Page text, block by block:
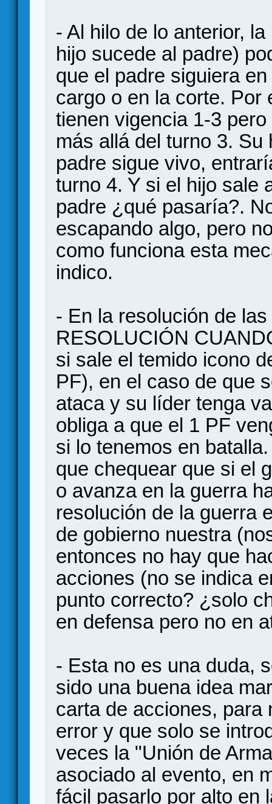
- Al hilo de lo anterior,
hijo sucede al padre)
que el padre siguiera
cargo o en la corte. Por
tienen vigencia 1-3
más allá del turno 3.
padre sigue vivo,
turno 4. Y si el hijo sale
padre ¿qué pasaría?.
escapando algo, pero
como funciona esta
indico.
- En la resolución de
RESOLUCIÓN
si sale el temido icono
PF), en el caso de que
ataca y su líder tenga
obliga a que el 1 PF
si lo tenemos en
que chequear que si el
o avanza en la guerra
resolución de la guerra
de gobierno nuestra
entonces no hay que
acciones (no se indica
punto correcto? ¿solo
en defensa pero no en
- Esta no es una duda,
sido una buena idea
carta de acciones, para
error y que solo se
veces la "Unión de
asociado al evento, en
fácil pasarlo por alto en